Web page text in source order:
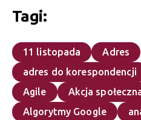
Tagi:
11 listopada
Adres
adres do korespondencji
Agile
Akcja
Algorytmy Google